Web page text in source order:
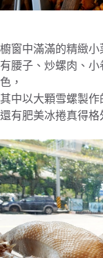
櫥窗中滿滿的精緻小
有腰子、炒螺肉、
色，
其中以大顆雪螺製作
還有肥美冰捲真得格